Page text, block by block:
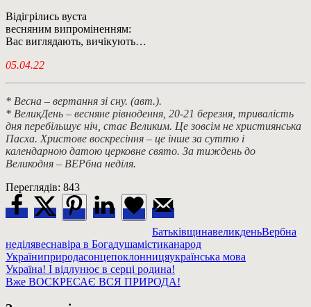
Відігрілись вуста
весняним випроміненням:
Вас виглядають, вичікують…
05.04.22
* Весна – вертання зі сну. (авт.).
* ВеликДень – весняне рівнодення, 20-21 березня, тривалість
дня перебільшує ніч, стає Великим. Це зовсім не християнська
Пасха. Христове воскресіння – це інше за суттю і
календарною датою церковне свято. За тиждень до
Великодня – ВЕРбна неділя.
Переглядів: 843
БатьківщинавеликденьВербна
неділявеснавіра в Богадушамістиканарод
Україниприродасонцепоклонницяукраїнська мова
Навігація
записів
Previous
Post:
Україна! І відлунює в серці родина!
Next
Вже ВОСКРЕСАЄ ВСЯ ПРИРОДА!